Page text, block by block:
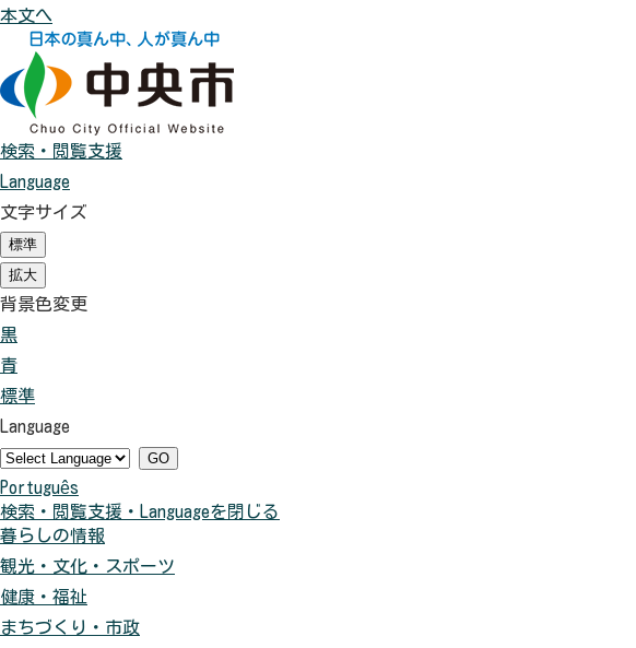
本文へ
検索・閲覧支援
Language
文字サイズ
標準
初
期
状
拡大
初
期
背景色変更
黒
色
を
黒
色
に
す
る
青
景
色
を
青
色
に
す
る
標準
景
色
を
元
に
戻
す
Language
GO
Português
検索・閲覧支援・
Languageを閉じる
暮らしの情報
観光・文化・スポーツ
健康・福祉
まちづくり・市政